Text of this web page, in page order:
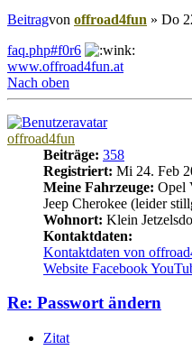
Beitragvon offroad4fun » Do
faq.php#f0r6
www.offroad4fun.at
Nach oben
offroad4fun
Beiträge: 358
Registriert: Mi 24. Feb
Meine Fahrzeuge: Opel
Jeep Cherokee (leider
Wohnort: Klein
Kontaktdaten:
Kontaktdaten von
Website Facebook
Re: Passwort ändern
Zitat